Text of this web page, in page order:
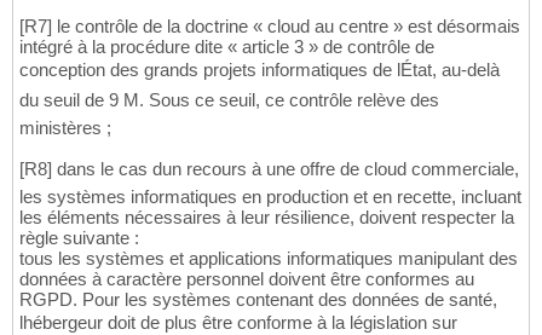
[R7] le contrôle de la doctrine « cloud au centre » est désormais
intégré à la procédure dite « article 3 » de contrôle de
conception des grands projets informatiques de lÉtat, au-delà
du seuil de 9 M. Sous ce seuil, ce contrôle relève des
ministères ;
[R8] dans le cas dun recours à une offre de cloud commerciale,
les systèmes informatiques en production et en recette, incluant
les éléments nécessaires à leur résilience, doivent respecter la
règle suivante :
tous les systèmes et applications informatiques manipulant des
données à caractère personnel doivent être conformes au
RGPD. Pour les systèmes contenant des données de santé,
lhébergeur doit de plus être conforme à la législation sur